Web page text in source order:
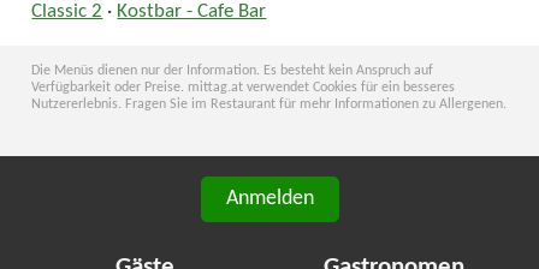
Classic 2 · Kostbar - Cafe Bar
Die Menüs dienen nur der Information. Es besteht kein Anspruch auf
Verfügbarkeit oder Preise. mittag.at verwendet Cookies für ein besseres
Nutzererlebnis. Fragen Sie im Restaurant für mehr Informationen zu Allergenen.
Anmelden